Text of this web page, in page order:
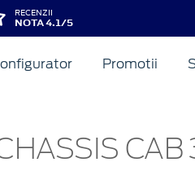
RECENZII
NOTA 4.1/5
Promotii